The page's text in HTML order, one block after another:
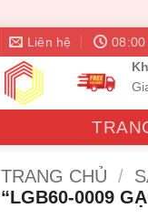
Liên hệ
TRANG CHỦ /
“LGB60-0009